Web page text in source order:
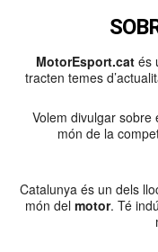
MotorEsport.cat és
tracten temes
Volem divulgar sobre
món de la
Catalunya és un dels
món del motor. Té